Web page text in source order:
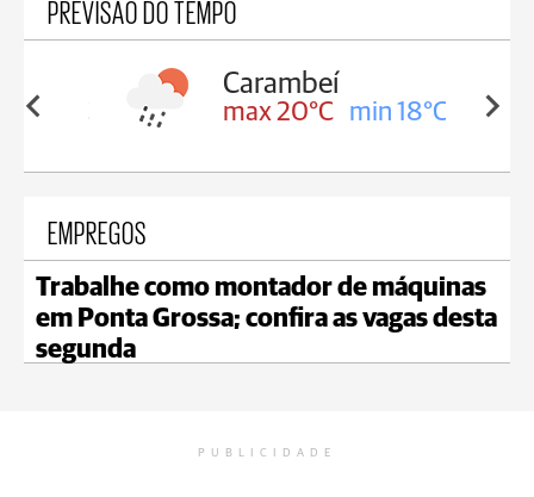
PREVISÃO DO TEMPO
18°C
Carambeí
max 20°C min 18°C
EMPREGOS
Trabalhe como montador de máquinas
em Ponta Grossa; confira as vagas desta
segunda
PUBLICIDADE